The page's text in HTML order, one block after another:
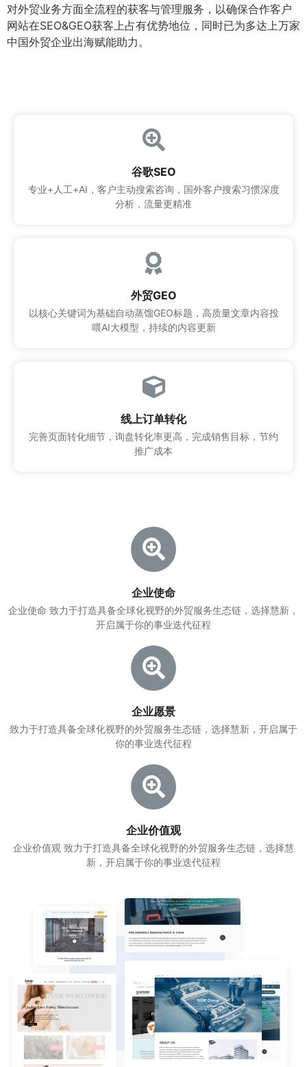
对外贸业务方面全流程的获客与管理服务，以确保合作客户
网站在SEO&GEO获客上占有优势地位，同时已为多达上万家
中国外贸企业出海赋能助力。
谷歌SEO
专业+人工+AI，客户主动搜索咨询，国外客户搜索习惯深度
分析，流量更精准
外贸GEO
以核心关键词为基础自动蒸馏GEO标题，高质量文章内容投
喂AI大模型，持续的内容更新
线上订单转化
完善页面转化细节，询盘转化率更高，完成销售目标，节约
推广成本
企业使命
企业使命 致力于打造具备全球化视野的外贸服务生态链，选择慧新，
开启属于你的事业迭代征程
企业愿景
致力于打造具备全球化视野的外贸服务生态链，选择慧新，开启属于
你的事业迭代征程
企业价值观
企业价值观 致力于打造具备全球化视野的外贸服务生态链，选择慧
新，开启属于你的事业迭代征程